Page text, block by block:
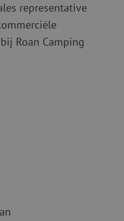
representative
Roan Camping